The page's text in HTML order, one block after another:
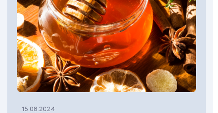
15.08.2024